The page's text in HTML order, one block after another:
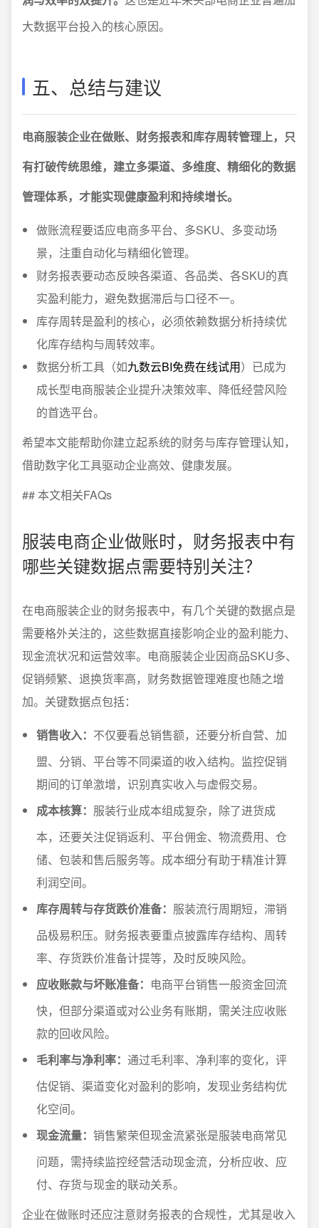
大数据平台投入的核心原因。
五、总结与建议
电商服装企业在做账、财务报表和库存周转管理上，只
有打破传统思维，建立多渠道、多维度、精细化的数据
管理体系，才能实现健康盈利和持续增长。
做账流程要适应电商多平台、多SKU、多变动场
景，注重自动化与精细化管理。
财务报表要动态反映各渠道、各品类、各SKU的真
实盈利能力，避免数据滞后与口径不一。
库存周转是盈利的核心，必须依赖数据分析持续优
化库存结构与周转效率。
数据分析工具（如九数云BI免费在线试用）已成为
成长型电商服装企业提升决策效率、降低经营风险
的首选平台。
希望本文能帮助你建立起系统的财务与库存管理认知，
借助数字化工具驱动企业高效、健康发展。
## 本文相关FAQs
服装电商企业做账时，财务报表中有
哪些关键数据点需要特别关注？
在电商服装企业的财务报表中，有几个关键的数据点是
需要格外关注的，这些数据直接影响企业的盈利能力、
现金流状况和运营效率。电商服装企业因商品SKU多、
促销频繁、退换货率高，财务数据管理难度也随之增
加。关键数据点包括：
销售收入： 不仅要看总销售额，还要分析自营、加
盟、分销、平台等不同渠道的收入结构。监控促销
期间的订单激增，识别真实收入与虚假交易。
成本核算： 服装行业成本组成复杂，除了进货成
本，还要关注促销返利、平台佣金、物流费用、仓
储、包装和售后服务等。成本细分有助于精准计算
利润空间。
库存周转与存货跌价准备： 服装流行周期短，滞销
品极易积压。财务报表要重点披露库存结构、周转
率、存货跌价准备计提等，及时反映风险。
应收账款与坏账准备： 电商平台销售一般资金回流
快，但部分渠道或对公业务有账期，需关注应收账
款的回收风险。
毛利率与净利率： 通过毛利率、净利率的变化，评
估促销、渠道变化对盈利的影响，发现业务结构优
化空间。
现金流量： 销售繁荣但现金流紧张是服装电商常见
问题，需持续监控经营活动现金流，分析应收、应
付、存货与现金的联动关系。
企业在做账时还应注意财务报表的合规性，尤其是收入